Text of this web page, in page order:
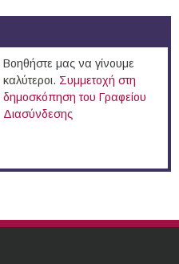
Βοηθήστε μας να γίνουμε
καλύτεροι. Συμμετοχή στη
δημοσκόπηση του Γραφείου
Διασύνδεσης